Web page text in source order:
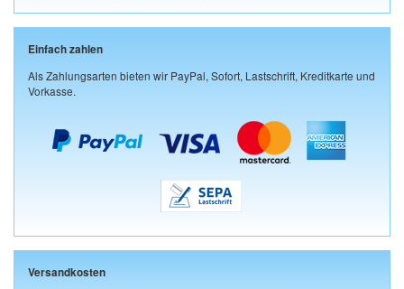
Einfach zahlen
Als Zahlungsarten bieten wir PayPal, Sofort, Lastschrift, Kreditkarte und
Vorkasse.
Versandkosten